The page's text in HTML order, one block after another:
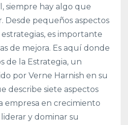
siempre hay algo que
Desde pequeños aspectos
es importante
de mejora. Es aquí donde
de la Estrategia, un
por Verne Harnish en su
describe siete aspectos
empresa en crecimiento
y dominar su